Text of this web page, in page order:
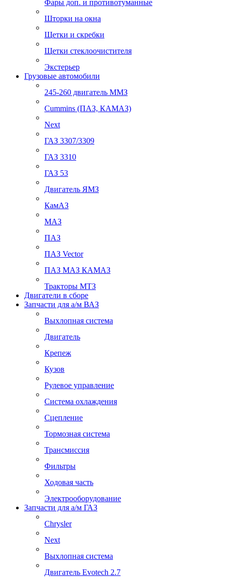
Фары доп. и противотуманные
Шторки на окна
Щетки и скребки
Щетки стеклоочистителя
Экстерьер
Грузовые автомобили
245-260 двигатель ММЗ
Cummins (ПАЗ, КАМАЗ)
Next
ГАЗ 3307/3309
ГАЗ 3310
ГАЗ 53
Двигатель ЯМЗ
КамАЗ
МАЗ
ПАЗ
ПАЗ Vector
ПАЗ МАЗ КАМАЗ
Тракторы МТЗ
Двигатели в сборе
Запчасти для а/м ВАЗ
Выхлопная система
Двигатель
Крепеж
Кузов
Рулевое управление
Система охлаждения
Сцепление
Тормозная система
Трансмиссия
Фильтры
Ходовая часть
Электрооборудование
Запчасти для а/м ГАЗ
Chrysler
Next
Выхлопная система
Двигатель Evotech 2.7